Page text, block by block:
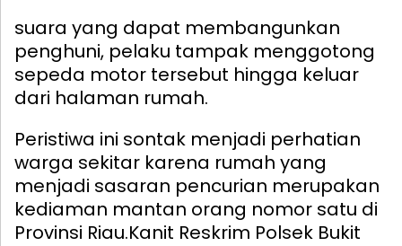
suara yang dapat membangunkan
penghuni, pelaku tampak menggotong
sepeda motor tersebut hingga keluar
dari halaman rumah.
Peristiwa ini sontak menjadi perhatian
warga sekitar karena rumah yang
menjadi sasaran pencurian merupakan
kediaman mantan orang nomor satu di
Provinsi Riau.Kanit Reskrim Polsek Bukit